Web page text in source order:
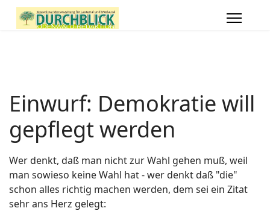
Einwurf: Demokratie will
gepflegt werden
Wer denkt, daß man nicht zur Wahl gehen muß, weil
man sowieso keine Wahl hat - wer denkt daß "die"
schon alles richtig machen werden, dem sei ein Zitat
sehr ans Herz gelegt: